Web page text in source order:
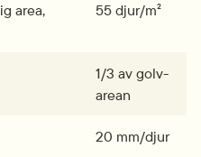
area,
55 djur/m²
1/3 av golv­­­
arean
20 mm/djur